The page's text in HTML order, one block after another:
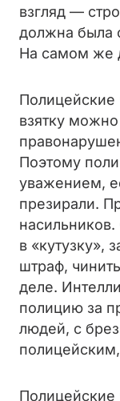
взгляд —
должна была
На самом же
Полицейские
взятку
Поэтому
уважением,
презирали.
в «кутузку»,
штраф,
деле.
полицию за
людей, с
Полицейские